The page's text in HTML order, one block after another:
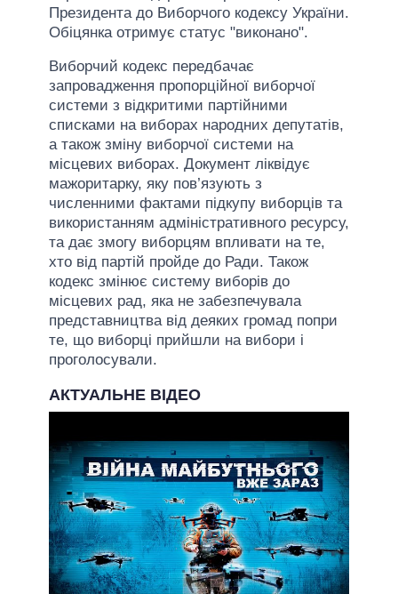
Президента до Виборчого кодексу України.
Обіцянка отримує статус "виконано".
Виборчий кодекс передбачає
запровадження пропорційної виборчої
системи з відкритими партійними
списками на виборах народних депутатів,
а також зміну виборчої системи на
місцевих виборах. Документ ліквідує
мажоритарку, яку пов’язують з
численними фактами підкупу виборців та
використанням адміністративного ресурсу,
та дає змогу виборцям впливати на те,
хто від партій пройде до Ради. Також
кодекс змінює систему виборів до
місцевих рад, яка не забезпечувала
представництва від деяких громад попри
те, що виборці прийшли на вибори і
проголосували.
АКТУАЛЬНЕ ВІДЕО